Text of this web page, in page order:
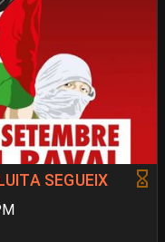
SEGUEIX